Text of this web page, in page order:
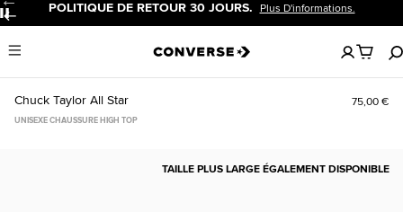
Pause POLITIQUE DE RETOUR 30 JOURS. Plus D'informations.
Menu
Aucun
articles
dans
panier
Chuck Taylor All Star 75,00 €
UNISEXE CHAUSSURE HIGH TOP
TAILLE PLUS LARGE ÉGALEMENT DISPONIBLE